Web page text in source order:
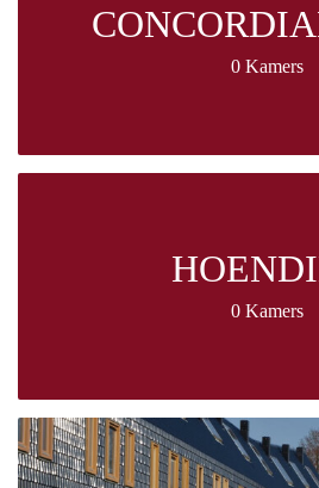
0 Kamers
0 Kamers